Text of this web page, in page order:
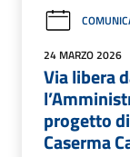
24 MARZO 2026
Via libera
progetto
Caserma